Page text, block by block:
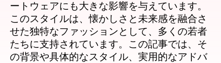
ートウェアにも大きな影響を与えています。
このスタイルは、懐かしさと未来感を融合さ
せた独特なファッションとして、多くの若者
たちに支持されています。この記事では、そ
の背景や具体的なスタイル、実用的なアドバ